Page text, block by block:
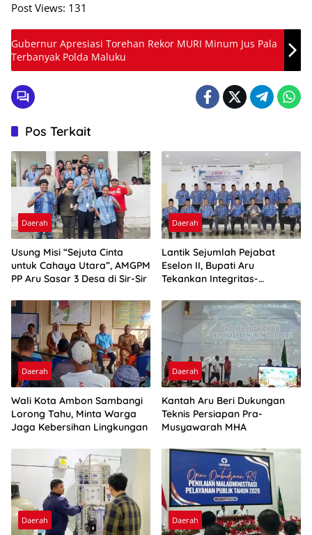
Post Views: 131
Gubernur Apresiasi Torehan Rekor MURI Minum Jus Pala
Terbanyak Polda Maluku
Pos Terkait
Daerah
Usung Misi “Sejuta Cinta
untuk Cahaya Utara”, AMGPM
PP Aru Sasar 3 Desa di Sir-Sir
Daerah
Lantik Sejumlah Pejabat
Eselon II, Bupati Aru
Tekankan Integritas-
Daerah
Wali Kota Ambon Sambangi
Lorong Tahu, Minta Warga
Jaga Kebersihan Lingkungan
Daerah
Kantah Aru Beri Dukungan
Teknis Persiapan Pra-
Musyawarah MHA
Daerah Daerah